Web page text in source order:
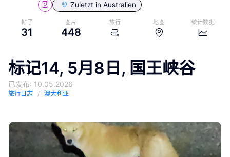
Zuletzt in Australien
帖子
31
图片
448
旅行 地图 统计数据
标记14, 5月8日, 国王峡谷
已发布: 10.05.2026
旅行日志 澳大利亚